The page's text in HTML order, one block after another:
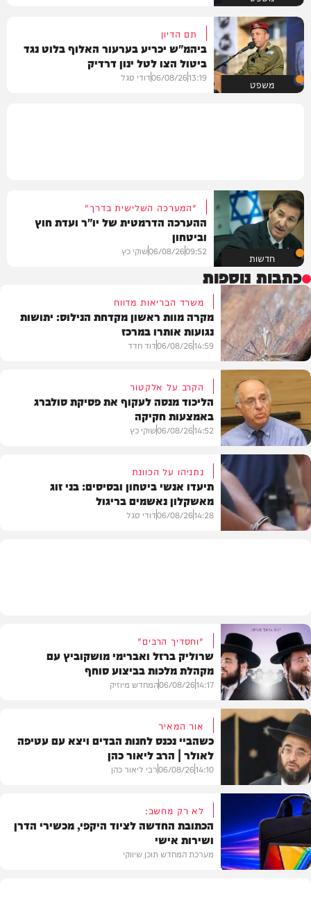
משפט
תם הדיון
ביהמ"ש יכריע בערעור האלוף בלוט נגד
ביטול הצו לטל ינון דרדיק
13:19
06/08/26דודי סגל
חדשות
"המערכה השלישית בדרך"
ההערכה הדרמטית של יו"ר ועדת חוץ
וביטחון
09:52
06/08/26שוקי כץ
כתבות נוספות
בריאות
משרד הבריאות מדווח
מקרה מוות ראשון מקדחת הנילוס: יתושות
נגועות אותרו במרכז
14:59
06/08/26דוד חדד
פוליטי
הקרב על אלקטור
הליכוד מנסה לעקוף את פסיקת סולברג
באמצעות חקיקה
14:52
06/08/26שוקי כץ
נתניהו על הכוונת
תיעדו אנשי ביטחון ובסיסים: בני זוג
מאשקלון נאשמים בריגול
14:28
06/08/26דודי סגל
סינגלים
"וחסדיך הרבים"
שרוליק ברזל ואברימי מושקוביץ עם
מקהלת מלכות בביצוע סוחף
14:17
06/08/26המחדש מיוזיק
וידאו
אור המאיר
כשהביי נכנס לחנות הבדים ויצא עם עטיפה
לאולר | הרב ליאור כהן
14:10
06/08/26רבי ליאור כהן
לא רק מחשב:
הכתובת החדשה לציוד היקפי, מכשירי הדרן
ושירות אישי
מערכת המחדש תוכן שיווקי